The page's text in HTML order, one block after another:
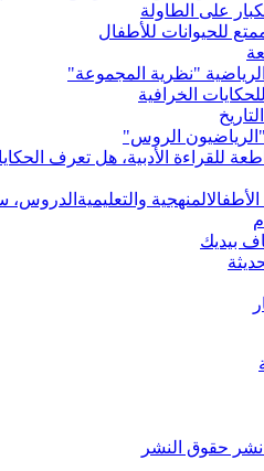
على الطاولة
للحيوانات للأطفال
"نظرية المجموعة"
الخرافية
"الرياضيون الروس"
للقراءة الأدبية، هل تعرف
المنهجية والتعليمية الدروس،
بيديك
حقوق النشر